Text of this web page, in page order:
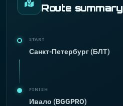
Route summary
START
Санкт-Петербург (БЛТ)
FINISH
Ивало (BGGPRO)